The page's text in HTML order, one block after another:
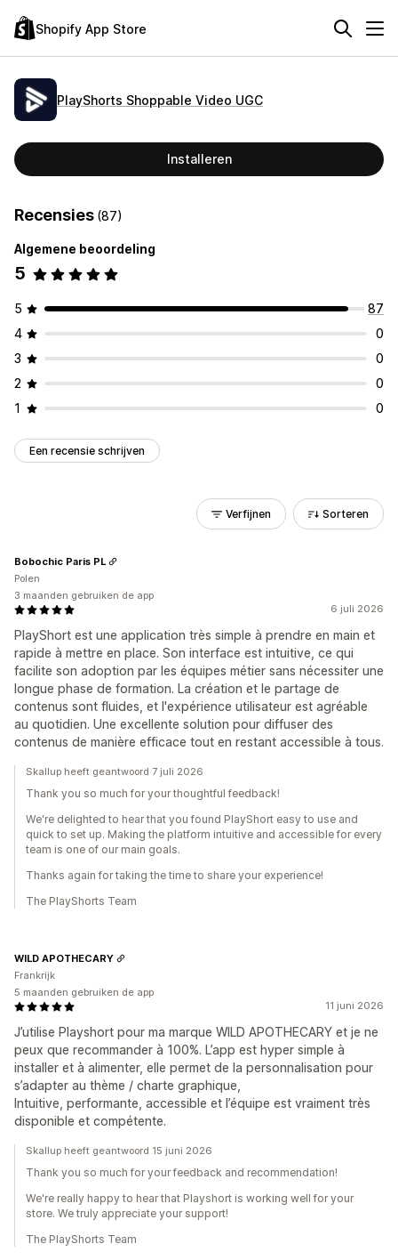
Shopify App Store
PlayShorts Shoppable Video UGC
Installeren
Recensies (87)
Algemene beoordeling
5
5
87
4
0
3
0
2
0
1
0
Een recensie schrijven
Verfijnen Sorteren
6 juli 2026
PlayShort est une application très simple à prendre en main et
rapide à mettre en place. Son interface est intuitive, ce qui
facilite son adoption par les équipes métier sans nécessiter une
longue phase de formation. La création et le partage de
contenus sont fluides, et l'expérience utilisateur est agréable
au quotidien. Une excellente solution pour diffuser des
contenus de manière efficace tout en restant accessible à tous.
Bobochic Paris PL
Polen
3 maanden gebruiken de app
Skallup heeft geantwoord 7 juli 2026
Thank you so much for your thoughtful feedback!
We're delighted to hear that you found PlayShort easy to use and
quick to set up. Making the platform intuitive and accessible for every
team is one of our main goals.
Thanks again for taking the time to share your experience!
The PlayShorts Team
11 juni 2026
J’utilise Playshort pour ma marque WILD APOTHECARY et je ne
peux que recommander à 100%. L’app est hyper simple à
installer et à alimenter, elle permet de la personnalisation pour
s’adapter au thème / charte graphique,
Intuitive, performante, accessible et l’équipe est vraiment très
disponible et compétente.
WILD APOTHECARY
Frankrijk
5 maanden gebruiken de app
Skallup heeft geantwoord 15 juni 2026
Thank you so much for your feedback and recommendation!
We're really happy to hear that Playshort is working well for your
store. We truly appreciate your support!
The PlayShorts Team